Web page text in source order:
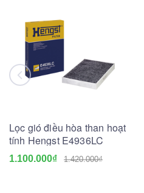
Lọc gió điều hòa than hoạt
tính Hengst E4936LC
1.100.000₫ 1.420.000₫